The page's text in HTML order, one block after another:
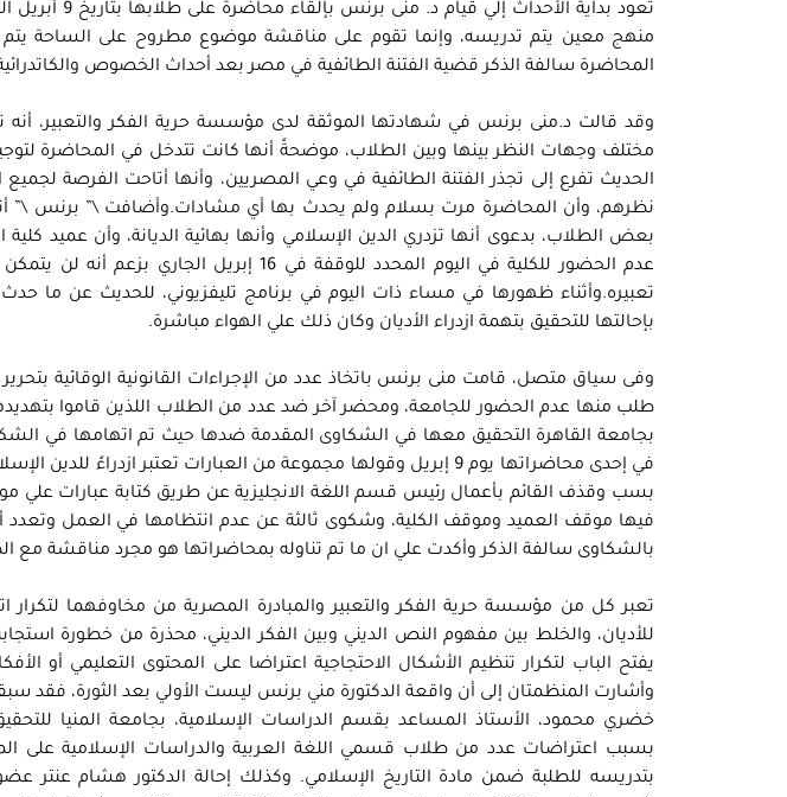
تعود بداية
منهج معين يتم تدريسه، وإنما تقوم على مناقشة موضوع مطروح على الساحة يتم
المحاضرة سالفة الذكر قضية الفتنة الطائفية في مصر بعد أحداث الخصوص
وقد قالت د.منى برنس في شهادتها الموثقة لدى مؤسسة حرية الفكر والتعبير، أنه
مختلف وجهات النظر بينها وبين الطلاب، موضحةً أنها كانت تتدخل في المحاضرة
الحديث تفرع إلى تجذر الفتنة الطائفية في وعي المصريين، وأنها أتاحت الفرصة
نظرهم، وأن المحاضرة مرت بسلام ولم يحدث بها أي مشادات.وأضافت \” برنس \”
بعض الطلاب، بدعوى أنها تزدري الدين الإسلامي وأنها بهائية الديانة، وأن عميد كلية
عدم الحضور للكلية في اليوم المحدد للوقفة في 16
تعبيره.وأثناء ظهورها في مساء ذات اليوم في برنامج تليفزيوني، للحديث عن ما
بإحالتها للتحقيق بتهمة ازدراء الأديان وكان ذلك علي الهواء مباشرة.
وفى سياق متصل، قامت منى برنس باتخاذ عدد من الإجراءات القانونية الوقائية
طلب منها عدم الحضور للجامعة، ومحضر آخر ضد عدد من الطلاب اللذين قاموا
بجامعة القاهرة التحقيق معها في الشكاوى المقدمة ضدها حيث تم اتهامها في
في إحدى محاضراتها يوم 9 إبريل وقولها مجموعة من العبارات تعتبر
بسب وقذف القائم بأعمال رئيس قسم اللغة الانجليزية عن طريق كتابة عبارات علي
فيها موقف العميد وموقف الكلية، وشكوى ثالثة عن عدم انتظامها في العمل وتعدد
بالشكاوى سالفة الذكر وأكدت علي ان ما تم تناوله بمحاضراتها هو مجرد مناقشة مع
تعبر كل من مؤسسة حرية الفكر والتعبير والمبادرة المصرية من مخاوفهما لتكرار
للأديان، والخلط بين مفهوم النص الديني وبين الفكر الديني، محذرة من خطورة
يفتح الباب لتكرار تنظيم الأشكال الاحتجاجية اعتراضا على المحتوى التعليمي أو
وأشارت المنظمتان إلى أن واقعة الدكتورة مني برنس ليست الأولي بعد الثورة، فقد
بسبب اعتراضات عدد من طلاب قسمي اللغة العربية والدراسات الإسلامية على
بتدريسه للطلبة ضمن مادة التاريخ الإسلامي. وكذلك إحالة الدكتور هشام عنتر